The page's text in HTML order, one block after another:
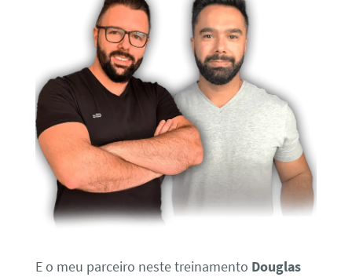
E o meu parceiro neste treinamento Douglas